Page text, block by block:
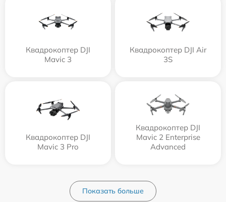
Квадрокоптер DJI
Mavic 3
Квадрокоптер DJI Air
3S
Квадрокоптер DJI
Mavic 3 Pro
Квадрокоптер DJI
Mavic 2 Enterprise
Advanced
Показать больше